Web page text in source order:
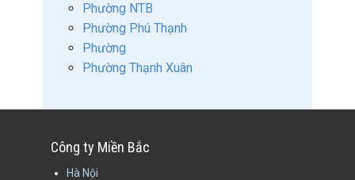
Phường NTB
Phường Phú Thạnh
Phường
Phường Thạnh Xuân
Công ty Miền Bắc
Hà Nội